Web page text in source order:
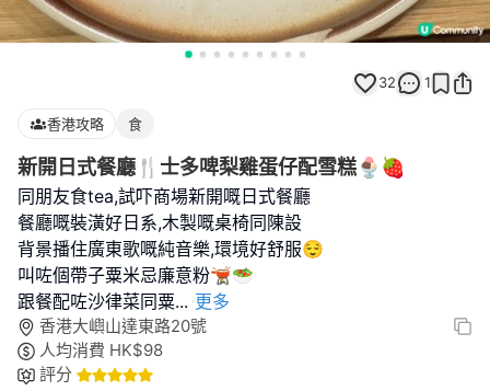
32 1
香港攻略 食
新開日式餐廳🍴士多啤梨雞蛋仔配雪糕🍨🍓
同朋友食tea,試吓商場新開嘅日式餐廳
餐廳嘅裝潢好日系,木製嘅桌椅同陳設
背景播住廣東歌嘅純音樂,環境好舒服😌
叫咗個帶子粟米忌廉意粉🫕🥗
跟餐配咗沙律菜同粟... 更多
香港大嶼山達東路20號
人均消費 HK$98
評分